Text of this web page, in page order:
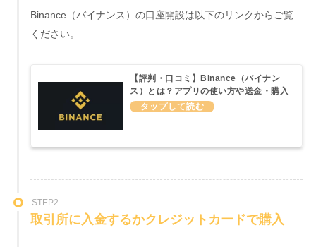
Binance（バイナンス）の口座開設は以下のリンクからご覧
ください。
【評判・口コミ】Binance（バイナン
ス）とは？アプリの使い方や送金・購入
方法などわかりやすく説明してみた
STEP2
取引所に入金するかクレジットカードで購入